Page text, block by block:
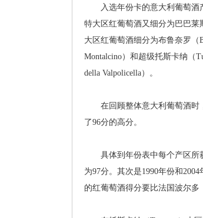
入选年份卡的意大利葡萄酒产
特大区红葡萄酒又细分为巴巴莱
大区红葡萄酒细分为布鲁奈罗（
Montalcino）和超级托斯卡纳（
della Valpolicella）。
在回顾整体意大利葡萄酒时，
了96分的高分。
具体到年份表中每个产区所获
为97分。其次是1990年份和
的红葡萄酒得分要比法国波尔多